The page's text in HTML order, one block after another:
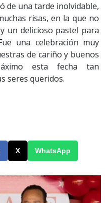
de una tarde inolvidable,
risas, en la que no
un delicioso pastel para
una celebración muy
de cariño y buenos
esta fecha tan
seres queridos.
X WhatsApp